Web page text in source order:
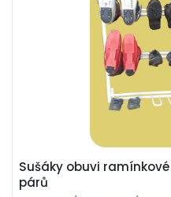
Sušáky obuvi ramínkové
párů